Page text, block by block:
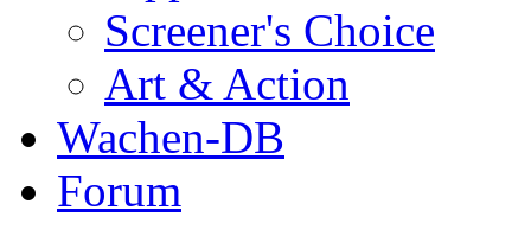
Screener's Choice
Art & Action
Wachen-DB
Forum